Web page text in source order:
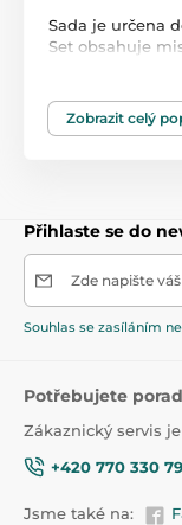
Sada je určena
Set obsahuje
Možno ohřívat v
Nesterilizujte,
Produkt je
Nádobí a
Zobrazit celý
Přihlaste se do
Zde napište
Souhlas se zasíláním
Potřebujete
Zákaznický servis
+420 770 330
Jsme také na: